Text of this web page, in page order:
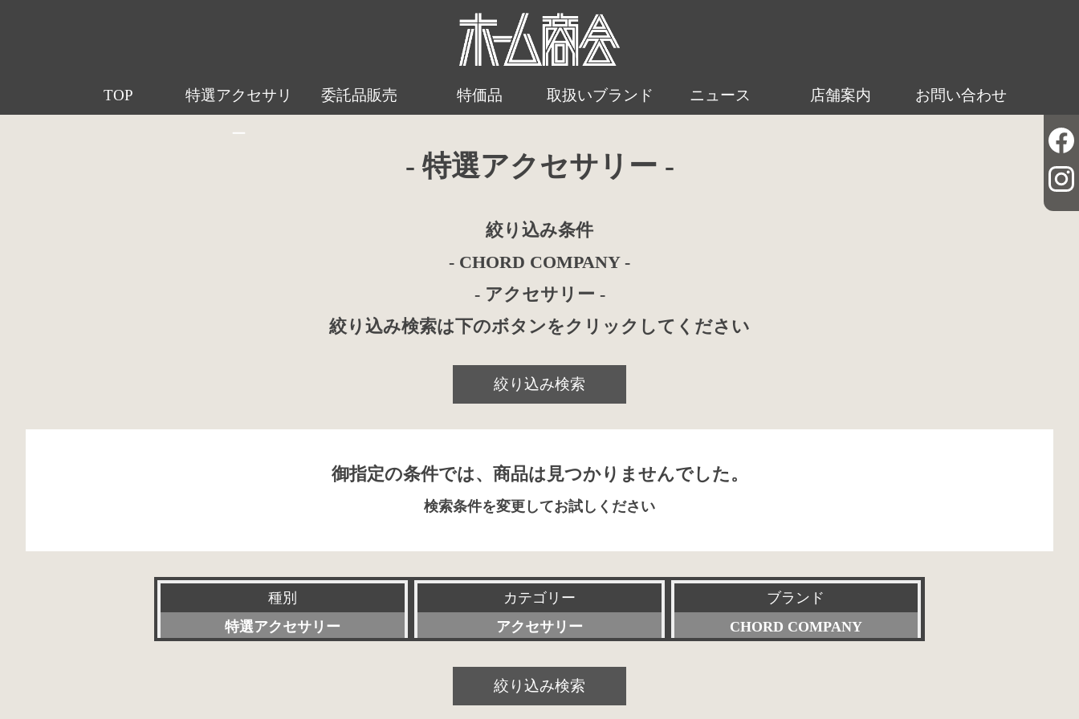
TOP 特選アクセサリ
ー
委託品販売 特価品 取扱いブランド ニュース 店舗案内 お問い合わせ
- 特選アクセサリー -
絞り込み条件
- CHORD COMPANY -
- アクセサリー -
絞り込み検索は下のボタンをクリックしてください
絞り込み検索
御指定の条件では、商品は見つかりませんでした。
検索条件を変更してお試しください
種別
特選アクセサリー
カテゴリー
アクセサリー
プリアンプ
ブランド
CHORD COMPANY
絞り込み検索